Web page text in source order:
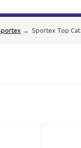
→ Sportex Top Cat